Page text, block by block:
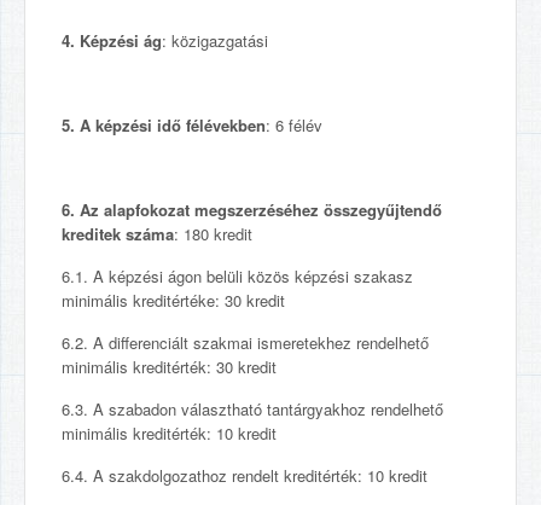
4. Képzési ág: közigazgatási
5. A képzési idő félévekben: 6 félév
6. Az alapfokozat megszerzéséhez összegyűjtendő
kreditek száma: 180 kredit
6.1. A képzési ágon belüli közös képzési szakasz
minimális kreditértéke: 30 kredit
6.2. A differenciált szakmai ismeretekhez rendelhető
minimális kreditérték: 30 kredit
6.3. A szabadon választható tantárgyakhoz rendelhető
minimális kreditérték: 10 kredit
6.4. A szakdolgozathoz rendelt kreditérték: 10 kredit